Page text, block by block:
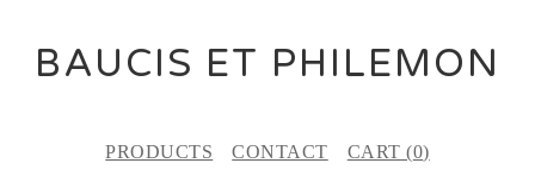
BAUCIS ET PHILEMON
PRODUCTS CONTACT CART (0)